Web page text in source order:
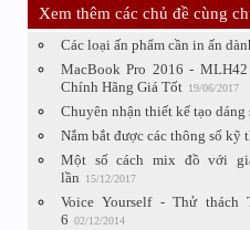
Xem thêm các chủ đề cùng
Các loại ấn phẩm cần in ấn
MacBook Pro 2016 -
Chính Hãng Giá Tốt 19/06/2017
Chuyên nhận thiết kế tạo dáng
Nắm bắt được các thông số kỹ
Một số cách mix đồ với
lần
15/12/2017
Voice Yourself - Thử thách
6 02/12/2014